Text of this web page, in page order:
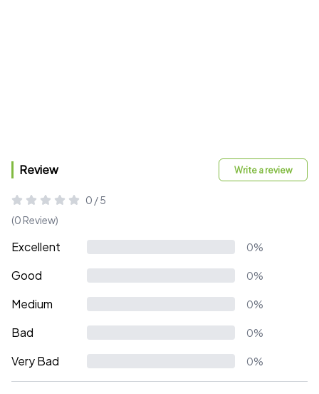
Review Write a review
0 / 5
(0 Review)
Excellent 0%
Good 0%
Medium 0%
Bad 0%
Very Bad 0%